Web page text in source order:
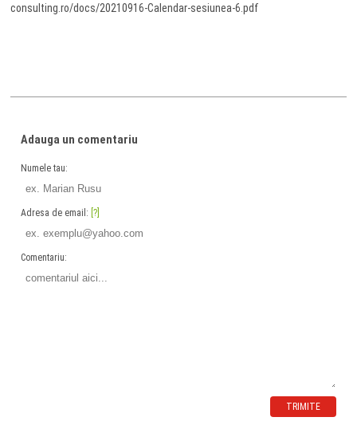
consulting.ro/docs/20210916-Calendar-sesiunea-6.pdf
Adauga un comentariu
Numele tau:
Adresa de email: [?]
Comentariu:
TRIMITE